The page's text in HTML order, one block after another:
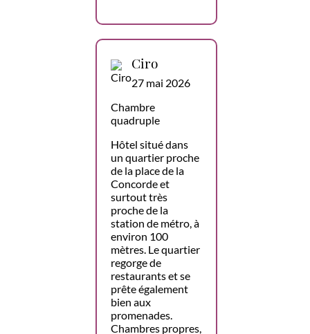
Ciro
27 mai 2026
Chambre
quadruple
Hôtel situé dans
un quartier proche
de la place de la
Concorde et
surtout très
proche de la
station de métro, à
environ 100
mètres. Le quartier
regorge de
restaurants et se
prête également
bien aux
promenades.
Chambres propres,